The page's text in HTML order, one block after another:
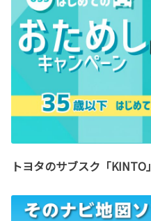
トヨタのサブスク「KINTO」